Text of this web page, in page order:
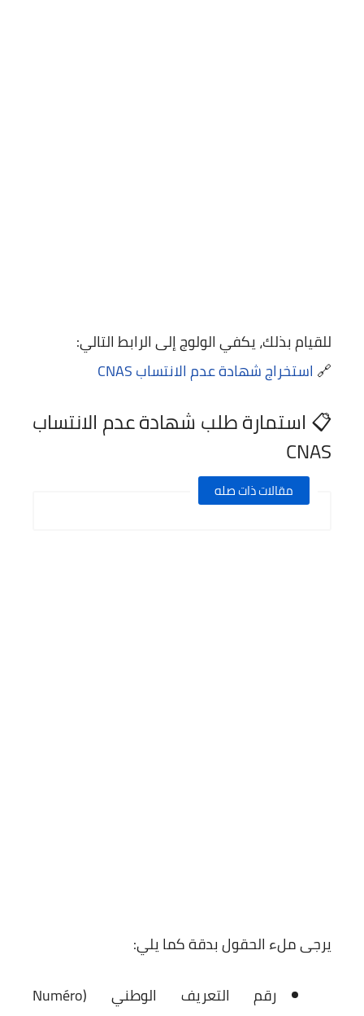
للقيام بذلك، يكفي الولوج إلى الرابط التالي:
🔗 استخراج شهادة عدم الانتساب CNAS
📋 استمارة طلب شهادة عدم الانتساب
CNAS
مقالات ذات صله
يرجى ملء الحقول بدقة كما يلي:
رقم التعريف الوطني
(Numéro